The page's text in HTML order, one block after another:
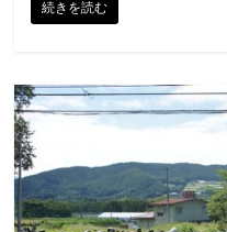
続きを読む